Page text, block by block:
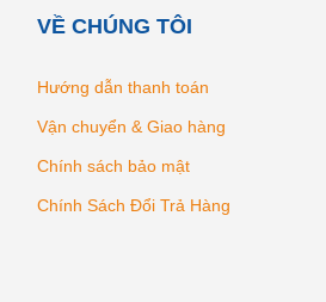
VỀ CHÚNG TÔI
Hướng dẫn thanh toán
Vận chuyển & Giao hàng
Chính sách bảo mật
Chính Sách Đổi Trả Hàng